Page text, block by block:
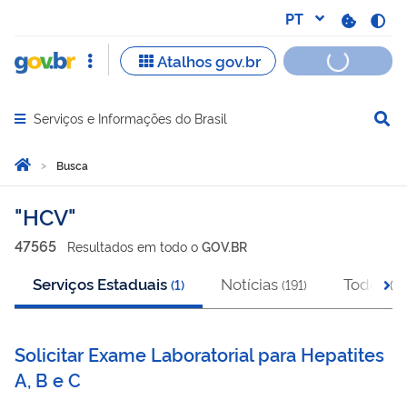
Abrir menu principal de navegação
Serviços e Informações do Brasil
Você está aqui:
Página Inicial
Busca
Busca
HCV
47565 Resultados em todo o GOV.BR
Serviços Estaduais (1) Notícias (191) Todos (
Solicitar Exame Laboratorial para Hepatites
A, B e C